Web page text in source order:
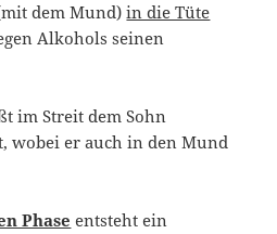
dem Mund)in die Tüte
Alkohols seinen
im Streit dem Sohn
wobei er auch in den Mund
Phase entsteht ein